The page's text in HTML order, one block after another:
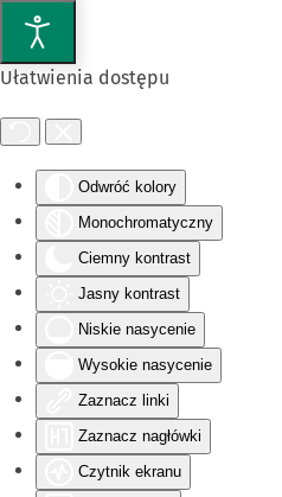
Ułatwienia dostępu
Odwróć kolory
Monochromatyczny
Ciemny kontrast
Jasny kontrast
Niskie nasycenie
Wysokie nasycenie
Zaznacz linki
Zaznacz nagłówki
Czytnik ekranu
Przejdź do głównej treści